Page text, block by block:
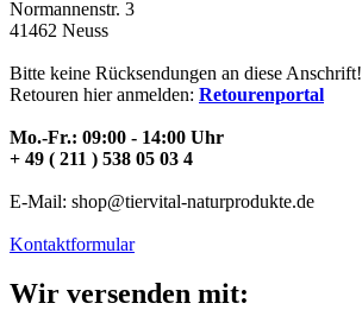
Normannenstr. 3
41462 Neuss
Bitte keine Rücksendungen an diese Anschrift!
Retouren hier anmelden: Retourenportal
Mo.-Fr.: 09:00 - 14:00 Uhr
+ 49 ( 211 ) 538 05 03 4
E-Mail: shop@tiervital-naturprodukte.de
Kontaktformular
Wir versenden mit: